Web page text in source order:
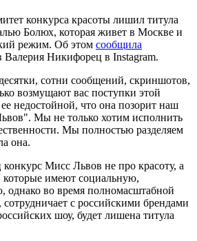
конкурса красоты лишил титула
Болюх, которая живет в Москве и
режим. Об этом сообщила
Валерия Никифорец в Instagram.
сотни сообщений, скриншотов,
возмущают вас поступки этой
недостойной, что она позорит наш
Мы не только хотим исполнить
Мы полностью разделяем
она.
Мисс Львов не про красоту, а
имеют социальную,
однако во время полномасштабной
с российскими брендами
шоу, будет лишена титула